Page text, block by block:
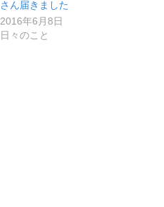
さん届きました
2016年6月8日
日々のこと